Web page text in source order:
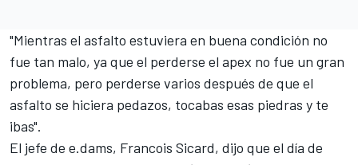
"Mientras el asfalto estuviera en buena condición no
fue tan malo, ya que el perderse el apex no fue un gran
problema, pero perderse varios después de que el
asfalto se hiciera pedazos, tocabas esas piedras y te
ibas".
El jefe de e.dams, Francois Sicard, dijo que el día de